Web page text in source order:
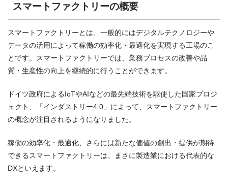
スマートファクトリーの概要
スマートファクトリーとは、一般的にはデジタルテクノロジーや
データの活用によって稼働の効率化・最適化を実現する工場のこ
とです。スマートファクトリーでは、業務プロセスの改善や品
質・生産性の向上を継続的に行うことができます。
ドイツ政府によるIoTやAIなどの最先端技術を駆使した国家プロジ
ェクト、「インダストリー4.0」によって、スマートファクトリー
の概念が注目されるようになりました。
稼働の効率化・最適化、さらには新たな価値の創出・提供が期待
できるスマートファクトリーは、まさに製造業における代表的な
DXといえます。